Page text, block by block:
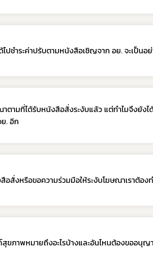
ด้ไปชำระค่าปรับตามหนังสือเชิญจาก อย. จะเป็นอย่
าตามที่ได้รับหนังสือสั่งระงับแล้ว แต่ทำไมจึงยัง
. อีก
อสั่งหรือขอความร่วมมือให้ระงับโฆษณาเราต้อง
ภาพหมายถึงอะไรบ้างและอันไหนต้องขออนุญ
Subscribe
ข้อที่ท่านต้องการ Subscribe